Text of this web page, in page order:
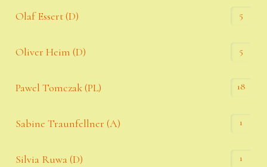
Olaf Essert (D) 5
Oliver Heim (D) 5
Pawel Tomczak (PL) 18
Sabine Traunfellner (A) 1
Silvia Ruwa (D) 1